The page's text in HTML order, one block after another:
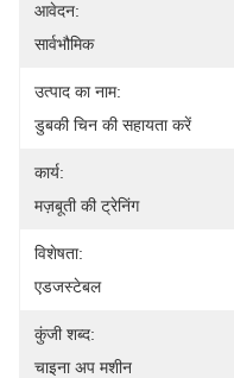
आवेदन:
सार्वभौमिक
उत्पाद का नाम:
डुबकी चिन की सहायता करें
कार्य:
मज़बूती की ट्रेनिंग
विशेषता:
एडजस्टेबल
कुंजी शब्द:
चाइना अप मशीन